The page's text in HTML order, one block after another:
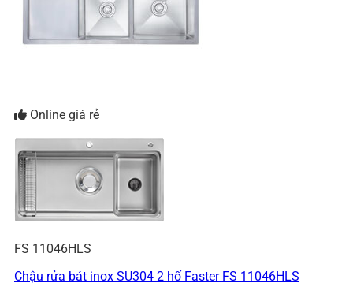
Online giá rẻ
FS 11046HLS
Chậu rửa bát inox SU304 2 hố Faster FS 11046HLS